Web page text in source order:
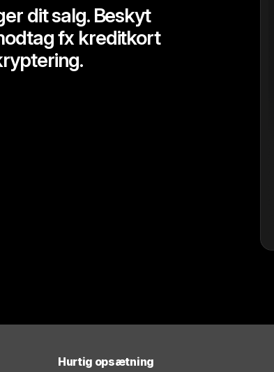
dit salg. Beskyt
fx kreditkort
Hurtig opsætning